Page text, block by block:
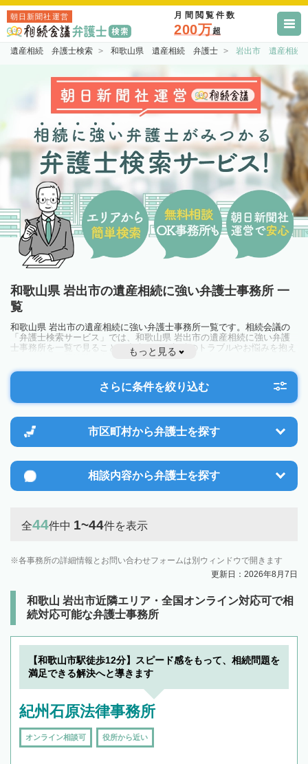
朝日新聞社運営 月間閲覧件数
200万超
遺産相続 弁護士検索 和歌山県 遺産相続 弁護士 岩出市 遺産相続
和歌山県 岩出市の遺産相続に強い弁護士事務所 一
覧
和歌山県 岩出市の遺産相続に強い弁護士事務所一覧です。相続会議の
「弁護士検索サービス」では、和歌山県 岩出市の遺産相続に強い弁護
士事務所を一覧で見ることが出来ます。相続のトラブルやお悩みを抱え
ている方は一度近隣の弁護士に相談してみましょう。
もっと見る
さらに条件を絞り込む
市区町村から弁護士を探す
相談内容から弁護士を探す
全44件中 1~44件を表示
各事務所の詳細情報とお問い合わせフォームは別ウィンドウで開きます
更新日：2026年8月7日
和歌山 岩出市近隣エリア・全国オンライン対応可で相
続対応可能な弁護士事務所
【和歌山市駅徒歩12分】スピード感をもって、相続問題を
満足できる解決へと導きます
紀州石原法律事務所
オンライン相談可 役所から近い